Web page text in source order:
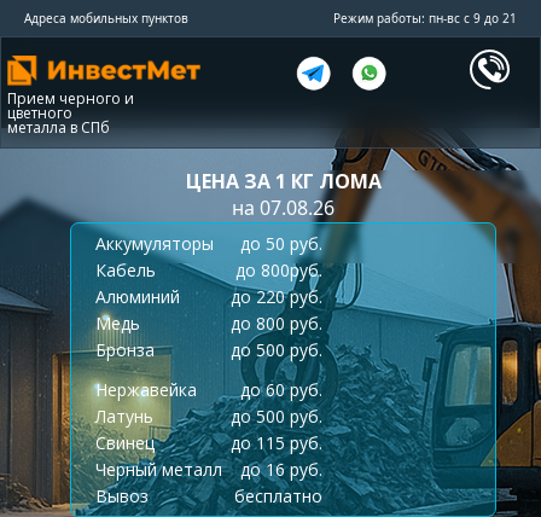
Адреса мобильных пунктов Режим работы: пн-вс с 9 до 21
Прием черного и
цветного
металла в СПб
ЦЕНА ЗА 1 КГ ЛОМА
на 07.08.26
Аккумуляторы
до 50 руб.
Кабель
до 800руб.
Алюминий
до 220 руб.
Медь
до 800 руб.
Бронза
до 500 руб.
Нержавейка
до 60 руб.
Латунь
до 500 руб.
Свинец
до 115 руб.
Черный металл
до 16 руб.
Вывоз
бесплатно